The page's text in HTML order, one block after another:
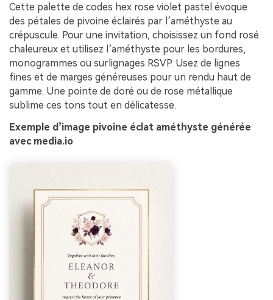
Cette palette de codes hex rose violet pastel évoque
des pétales de pivoine éclairés par l’améthyste au
crépuscule. Pour une invitation, choisissez un fond rosé
chaleureux et utilisez l’améthyste pour les bordures,
monogrammes ou surlignages RSVP. Usez de lignes
fines et de marges généreuses pour un rendu haut de
gamme. Une pointe de doré ou de rose métallique
sublime ces tons tout en délicatesse.
Exemple d’image pivoine éclat améthyste générée
avec media.io